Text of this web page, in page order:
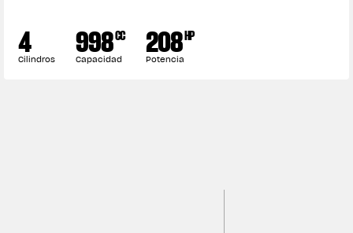
4
Cilindros 998CC
Capacidad 208HP
Potencia